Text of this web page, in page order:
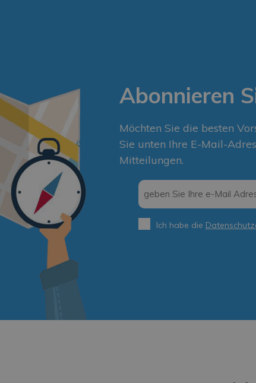
Abonnieren
Möchten Sie die besten
Sie unten Ihre E-Mail-
Mitteilungen.
Email
Privacy*
Ich habe die